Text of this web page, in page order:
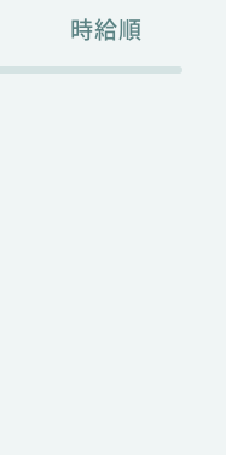
時給順